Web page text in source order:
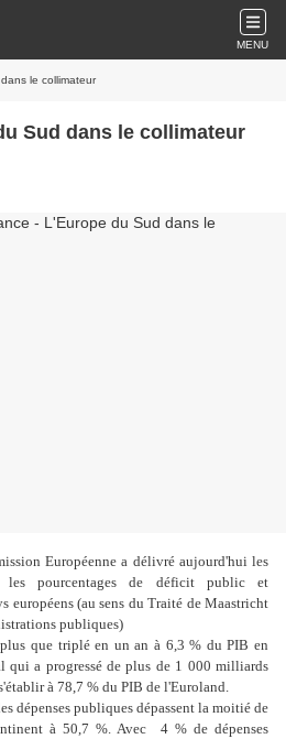
MENU
le collimateur
Sud dans le collimateur
Européenne a délivré aujourd'hui les
les pourcentages de déficit public et
européens (au sens du Traité de Maastricht
publiques)
que triplé en un an à 6,3 % du PIB en
qui a progressé de plus de 1 000 milliards
à 78,7 % du PIB de l'Euroland.
dépenses publiques dépassent la moitié de
à 50,7 %. Avec 4 % de dépenses